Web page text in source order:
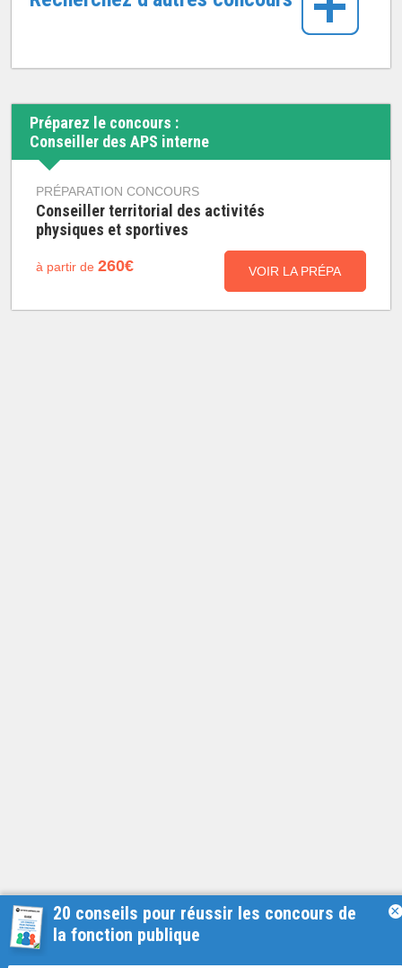
Préparez le concours :
Conseiller des APS interne
PRÉPARATION CONCOURS
Conseiller territorial des activités
physiques et sportives
à partir de260€ VOIR LA PRÉPA
20 conseils pour réussir les concours de
la fonction publique
×